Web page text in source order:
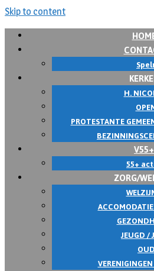
Skip to content
H.
PROTESTANTE
V55+
55+
ZORG/
JEUGD /